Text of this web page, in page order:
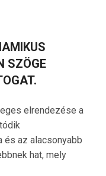
SZÖGE
elrendezése a
és az alacsonyabb
hat, mely